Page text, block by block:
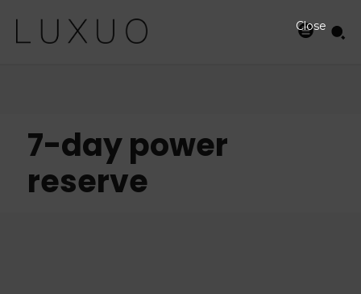
7-day power
reserve
Close